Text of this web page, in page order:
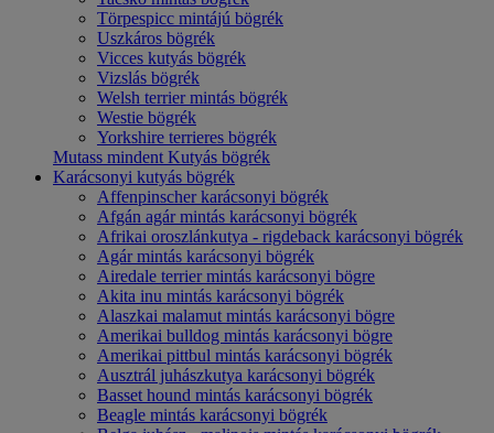
Törpespicc mintájú bögrék
Uszkáros bögrék
Vicces kutyás bögrék
Vizslás bögrék
Welsh terrier mintás bögrék
Westie bögrék
Yorkshire terrieres bögrék
Mutass mindent Kutyás bögrék
Karácsonyi kutyás bögrék
Affenpinscher karácsonyi bögrék
Afgán agár mintás karácsonyi bögrék
Afrikai oroszlánkutya - rigdeback karácsonyi bögrék
Agár mintás karácsonyi bögrék
Airedale terrier mintás karácsonyi bögre
Akita inu mintás karácsonyi bögrék
Alaszkai malamut mintás karácsonyi bögre
Amerikai bulldog mintás karácsonyi bögre
Amerikai pittbul mintás karácsonyi bögrék
Ausztrál juhászkutya karácsonyi bögrék
Basset hound mintás karácsonyi bögrék
Beagle mintás karácsonyi bögrék